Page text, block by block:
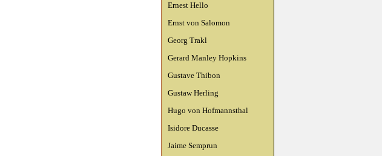
Ernest Hello
Ernst von Salomon
Georg Trakl
Gerard Manley Hopkins
Gustave Thibon
Gustaw Herling
Hugo von Hofmannsthal
Isidore Ducasse
Jaime Semprun